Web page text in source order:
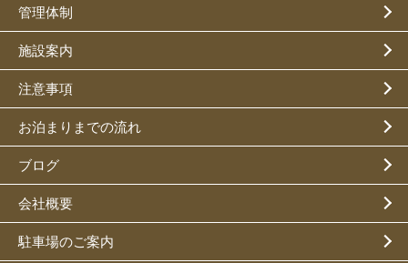
管理体制
施設案内
注意事項
お泊まりまでの流れ
ブログ
会社概要
駐車場のご案内